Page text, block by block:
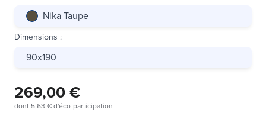
Nika Taupe
Dimensions :
90x190
269,00 €
dont 5,63 €d'éco-participation